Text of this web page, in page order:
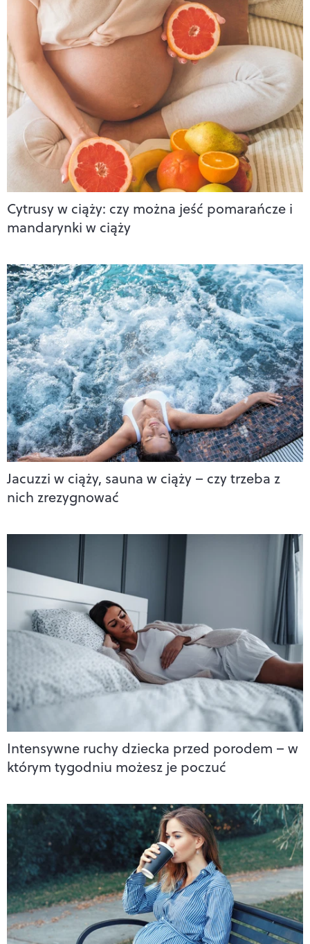
Cytrusy w ciąży: czy można jeść pomarańcze i
mandarynki w ciąży
Jacuzzi w ciąży, sauna w ciąży – czy trzeba z
nich zrezygnować
Intensywne ruchy dziecka przed porodem – w
którym tygodniu możesz je poczuć